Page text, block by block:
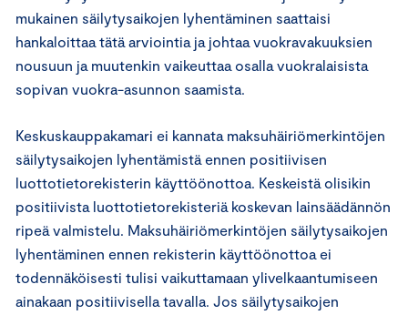
mukainen säilytysaikojen lyhentäminen saattaisi
hankaloittaa tätä arviointia ja johtaa vuokravakuuksien
nousuun ja muutenkin vaikeuttaa osalla vuokralaisista
sopivan vuokra-asunnon saamista.
Keskuskauppakamari ei kannata maksuhäiriömerkintöjen
säilytysaikojen lyhentämistä ennen positiivisen
luottotietorekisterin käyttöönottoa. Keskeistä olisikin
positiivista luottotietorekisteriä koskevan lainsäädännön
ripeä valmistelu. Maksuhäiriömerkintöjen säilytysaikojen
lyhentäminen ennen rekisterin käyttöönottoa ei
todennäköisesti tulisi vaikuttamaan ylivelkaantumiseen
ainakaan positiivisella tavalla. Jos säilytysaikojen